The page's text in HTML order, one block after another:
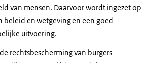
van mensen. Daarvoor wordt ingezet op
beleid en wetgeving en een goed
uitvoering.
rechtsbescherming van burgers